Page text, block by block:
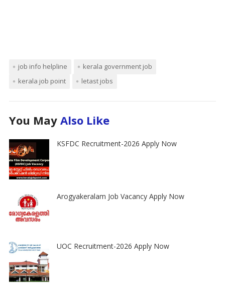
job info helpline
kerala government job
kerala job point
letast jobs
You May Also Like
KSFDC Recruitment-2026 Apply Now
Arogyakeralam Job Vacancy Apply Now
UOC Recruitment-2026 Apply Now